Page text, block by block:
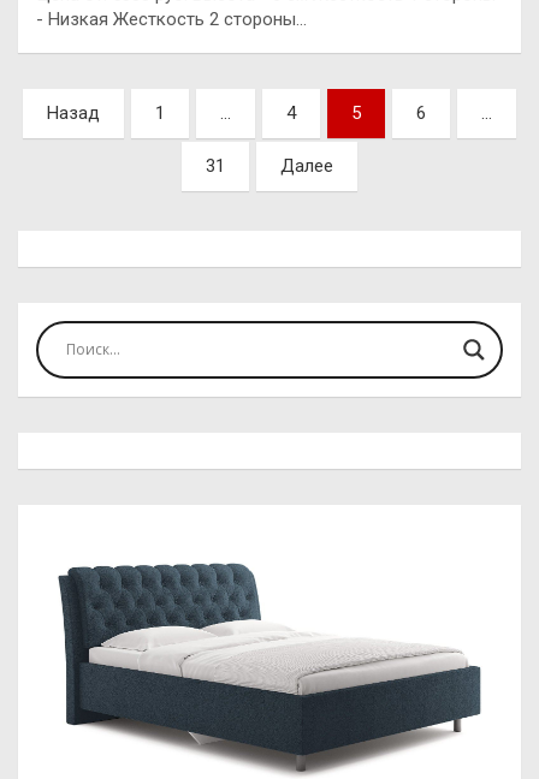
- Низкая Жесткость 2 стороны…
Пагинация
записей
Назад 1 … 4 5 6 …
31 Далее